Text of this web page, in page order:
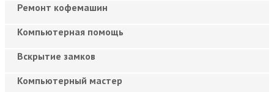
Ремонт кофемашин
Компьютерная помощь
Вскрытие замков
Компьютерный мастер